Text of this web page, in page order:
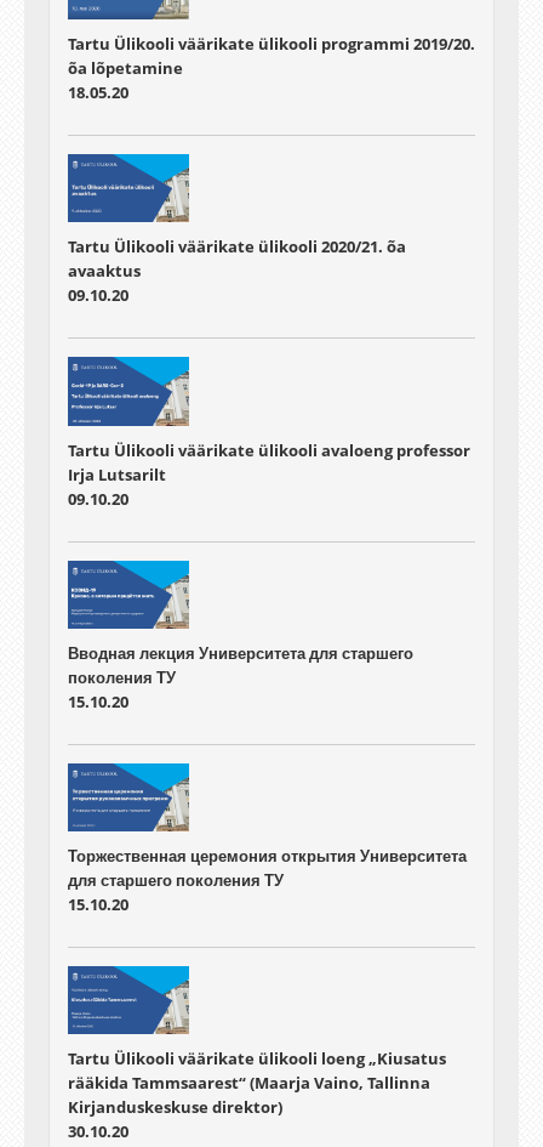
Tartu Ülikooli väärikate ülikooli programmi 2019/20.
õa lõpetamine
18.05.20
Tartu Ülikooli väärikate ülikooli 2020/21. õa
avaaktus
09.10.20
Tartu Ülikooli väärikate ülikooli avaloeng professor
Irja Lutsarilt
09.10.20
Вводная лекция Университета для старшего
поколения ТУ
15.10.20
Торжественная церемония открытия Университета
для старшего поколения ТУ
15.10.20
Tartu Ülikooli väärikate ülikooli loeng „Kiusatus
rääkida Tammsaarest“ (Maarja Vaino, Tallinna
Kirjanduskeskuse direktor)
30.10.20